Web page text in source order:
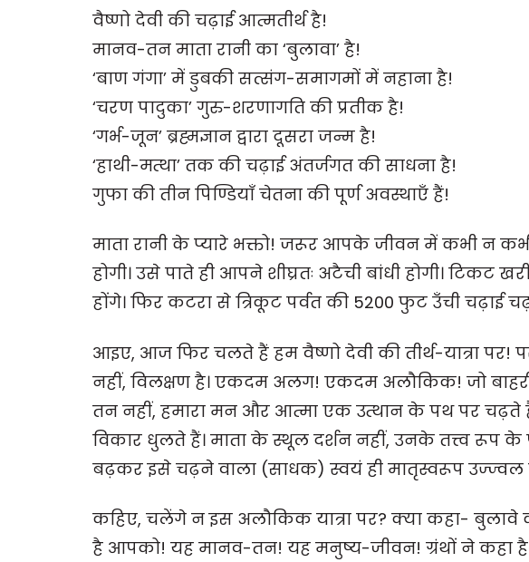
वैष्णो देवी की चढ़ाई आत्मतीर्थ है!
मानव-तन माता रानी का ‘बुलावा’ है!
‘बाण गंगा’ में डुबकी सत्संग-समागमों में नहाना है!
‘चरण पादुका’ गुरु-शरणागति की प्रतीक है!
‘गर्भ-जून’ ब्रह्मज्ञान द्वारा दूसरा जन्म है!
‘हाथी-मत्था’ तक की चढ़ाई अंतर्जगत की साधना है!
गुफा की तीन पिण्डियाँ चेतना की पूर्ण अवस्थाएँ हैं!
माता रानी के प्यारे भक्तो! जरूर आपके जीवन में कभी न
होगी। उसे पाते ही आपने शीघ्रतः अटैची बांधी होगी।
होंगे। फिर कटरा से त्रिकूट पर्वत की 5200 फुट उँची चढ़ाई
आइए, आज फिर चलते हैं हम वैष्णो देवी की तीर्थ-यात्रा
नहीं, विलक्षण है। एकदम अलग! एकदम अलौकिक! जो बाहरी
तन नहीं, हमारा मन और आत्मा एक उत्थान के पथ पर चढ़ते
विकार धुलते हैं। माता के स्थूल दर्शन नहीं, उनके तत्त्व रूप
बढ़कर इसे चढ़ने वाला (साधक) स्वयं ही मातृस्वरूप उज्ज्वल
कहिए, चलेंगे न इस अलौकिक यात्रा पर? क्या कहा- बुलावे
है आपको! यह मानव-तन! यह मनुष्य-जीवन! ग्रंथों ने कहा